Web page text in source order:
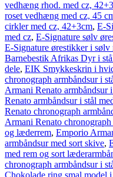
vedhæng rhod. med cz,
roset vedhæng med cz, 45
cirkler med cz, 42+3cm, E-
med cz, E-Signature sølv
E-Signature ørestikker i
Barnebestik Afrikas Dyr i
dele, EIK Smykkeskrin i
chronograph armbåndsur i
Armani Renato armbåndsur
Renato armbåndsur i stål
Renato chronograph
Armani Renato
og læderrem, Emporio
armbåndsur med sort skive,
med rem og sort
chronograph armbåndsur i
Chokolade ring smal model